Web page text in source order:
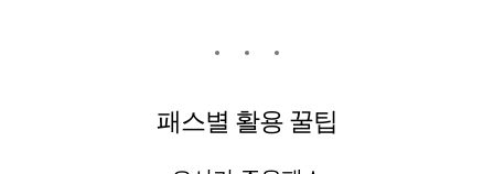
패스별 활용 꿀팁